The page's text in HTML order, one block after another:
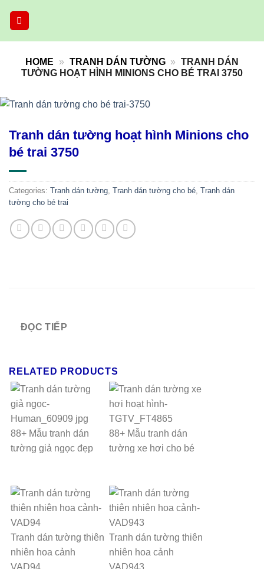
HOME » TRANH DÁN TƯỜNG » TRANH DÁN
TƯỜNG HOẠT HÌNH MINIONS CHO BÉ TRAI 3750
Tranh dán tường hoạt hình Minions cho
bé trai 3750
Categories: Tranh dán tường, Tranh dán tường cho bé, Tranh dán
tường cho bé trai
ĐỌC TIẾP
RELATED PRODUCTS
88+ Mẫu tranh dán
tường giả ngọc đẹp
88+ Mẫu tranh dán
tường xe hơi cho bé
Tranh dán tường thiên
nhiên hoa cảnh
VAD94
Tranh dán tường thiên
nhiên hoa cảnh
VAD943